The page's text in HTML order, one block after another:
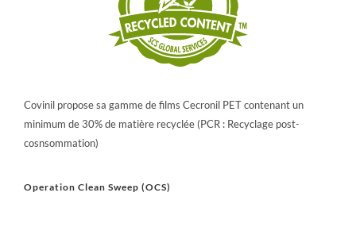
Covinil propose sa gamme de films Cecronil PET contenant un
minimum de 30% de matière recyclée (PCR : Recyclage post-
cosnsommation)
Operation Clean Sweep (OCS)